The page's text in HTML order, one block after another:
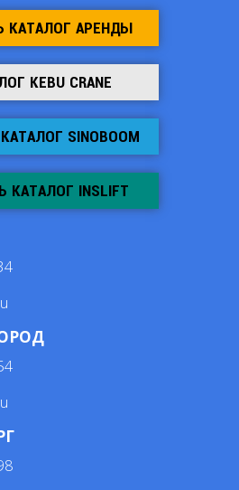
КАТАЛОГ АРЕНДЫ
KEBU CRANE
SINOBOOM
КАТАЛОГ INSLIFT